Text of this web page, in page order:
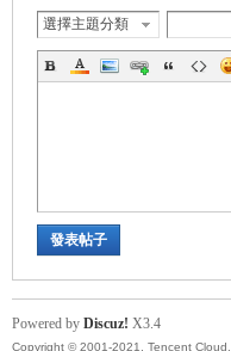
選擇主題分類
發表帖子
Powered by Discuz! X3.4
Copyright © 2001-2021, Tencent Cloud.